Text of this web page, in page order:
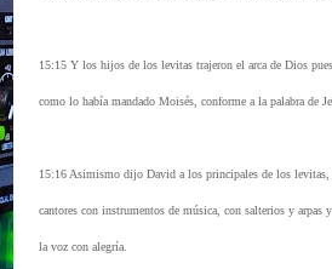
15:15 Y los hijos de los levitas trajeron el arca de Dios
como lo había mandado Moisés, conforme a la palabra de
15:16 Asimismo dijo David a los principales de los levitas,
cantores con instrumentos de música, con salterios y arpas
la voz con alegría.